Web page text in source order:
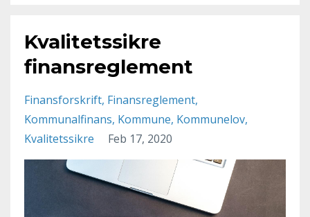
Kvalitetssikre
finansreglement
Finansforskrift Finansreglement
Kommunalfinans Kommune Kommunelov
Kvalitetssikre
Feb 17, 2020